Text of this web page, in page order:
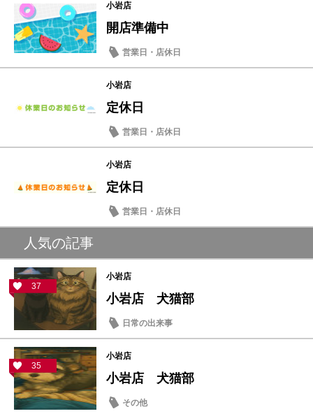
小岩店
開店準備中
営業日・店休日
小岩店
定休日
営業日・店休日
小岩店
定休日
営業日・店休日
人気の記事
37
小岩店
小岩店 犬猫部
日常の出来事
35
小岩店
小岩店 犬猫部
その他